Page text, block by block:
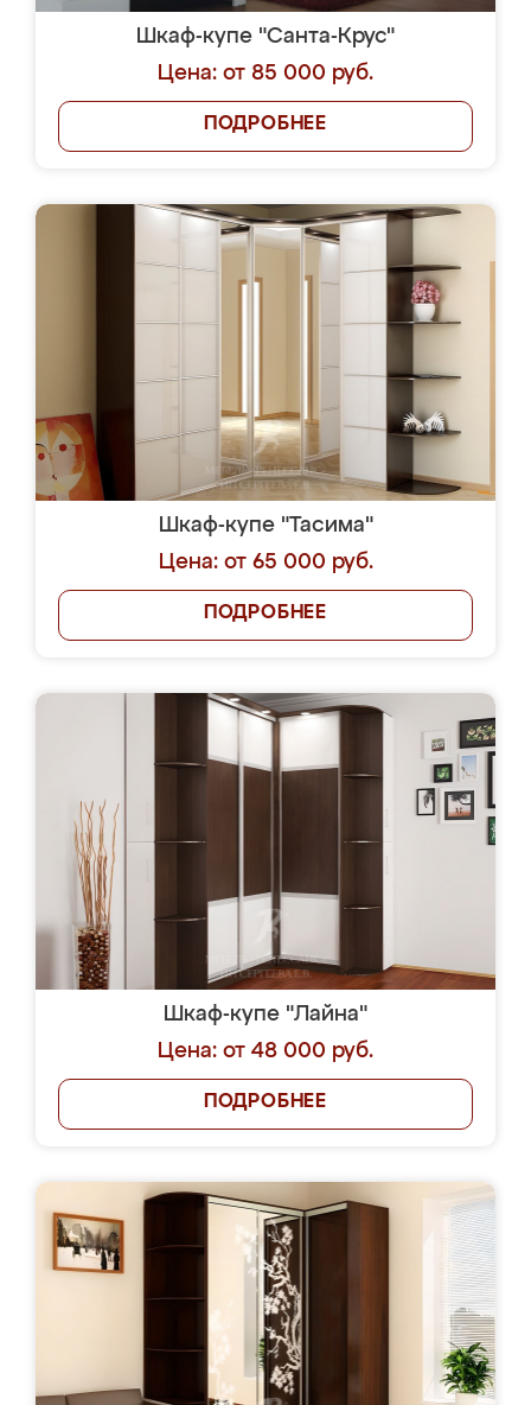
Шкаф-купе "Санта-Крус"
Цена: от 85 000 руб.
ПОДРОБНЕЕ
Шкаф-купе "Тасима"
Цена: от 65 000 руб.
ПОДРОБНЕЕ
Шкаф-купе "Лайна"
Цена: от 48 000 руб.
ПОДРОБНЕЕ